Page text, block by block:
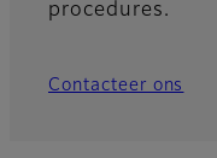
procedures.
Contacteer ons